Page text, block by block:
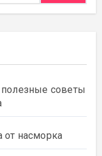
советы
от насморка